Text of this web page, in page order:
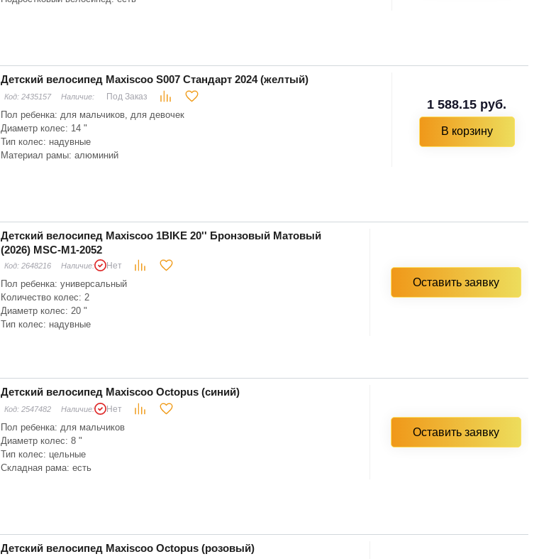
Детский велосипед Maxiscoo S007 Стандарт 2024 (желтый)
Код: 2435157 Наличие: Под Заказ
Пол ребенка: для мальчиков, для девочек
Диаметр колес: 14 "
Тип колес: надувные
Материал рамы: алюминий
1 588.15 руб.
В корзину
Детский велосипед Maxiscoo 1BIKE 20'' Бронзовый Матовый
(2026) MSC-M1-2052
Код: 2648216 Наличие: Нет
Пол ребенка: универсальный
Количество колес: 2
Диаметр колес: 20 "
Тип колес: надувные
Оставить заявку
Детский велосипед Maxiscoo Octopus (синий)
Код: 2547482 Наличие: Нет
Пол ребенка: для мальчиков
Диаметр колес: 8 "
Тип колес: цельные
Складная рама: есть
Оставить заявку
Детский велосипед Maxiscoo Octopus (розовый)